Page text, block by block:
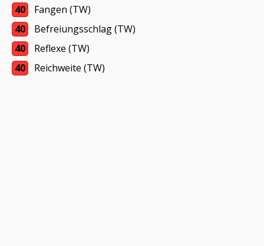
40
Fangen (TW)
40
Befreiungsschlag (TW)
40
Reflexe (TW)
40
Reichweite (TW)